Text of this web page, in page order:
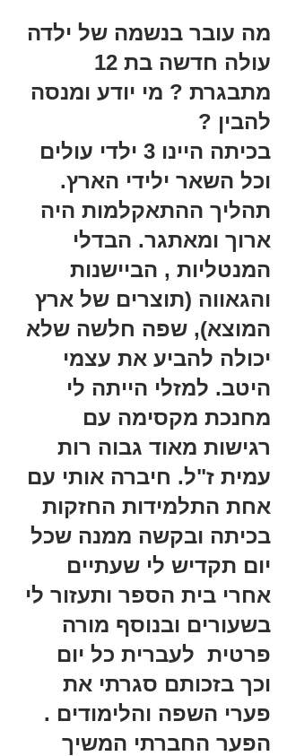
מה עובר בנשמה של ילדה
מתבגרת ? מי יודע ומנסה
להבין ?
בכיתה היינו 3 ילדי עולים
וכל השאר ילידי הארץ.
תהליך ההתאקלמות היה
ארוך ומאתגר. הבדלי
המנטליות , הביישנות
והגאווה (תוצרים של ארץ
המוצא), שפה חלשה שלא
יכולה להביע את עצמי
היטב. למזלי הייתה לי
מחנכת מקסימה עם
רגישות מאוד גבוה רות
עמית ז"ל. חיברה אותי עם
אחת התלמידות החזקות
בכיתה ובקשה ממנה שכל
יום תקדיש לי שעתיים
אחרי בית הספר ותעזור לי
בשעורים ובנוסף מורה
פרטית  לעברית כל יום
וכך בזכותם סגרתי את
פערי השפה והלימודים .
הפער החברתי המשיך